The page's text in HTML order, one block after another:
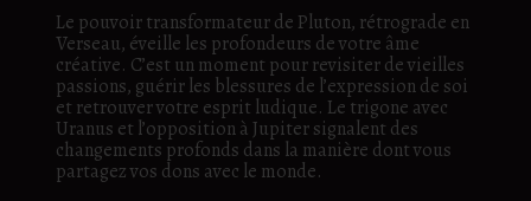
Le pouvoir transformateur de Pluton, rétrograde en
Verseau, éveille les profondeurs de votre âme
créative. C’est un moment pour revisiter de vieilles
passions, guérir les blessures de l’expression de soi
et retrouver votre esprit ludique. Le trigone avec
Uranus et l’opposition à Jupiter signalent des
changements profonds dans la manière dont vous
partagez vos dons avec le monde.